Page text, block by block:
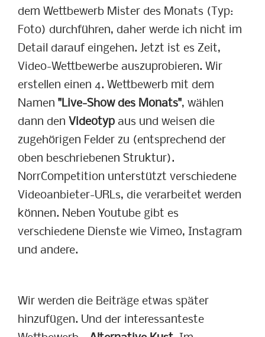
dem Wettbewerb Mister des Monats (Typ:
Foto) durchführen, daher werde ich nicht im
Detail darauf eingehen. Jetzt ist es Zeit,
Video-Wettbewerbe auszuprobieren. Wir
erstellen einen 4. Wettbewerb mit dem
Namen "Live-Show des Monats", wählen
dann den Videotyp aus und weisen die
zugehörigen Felder zu (entsprechend der
oben beschriebenen Struktur).
NorrCompetition unterstützt verschiedene
Videoanbieter-URLs, die verarbeitet werden
können. Neben Youtube gibt es
verschiedene Dienste wie Vimeo, Instagram
und andere.
Wir werden die Beiträge etwas später
hinzufügen. Und der interessanteste